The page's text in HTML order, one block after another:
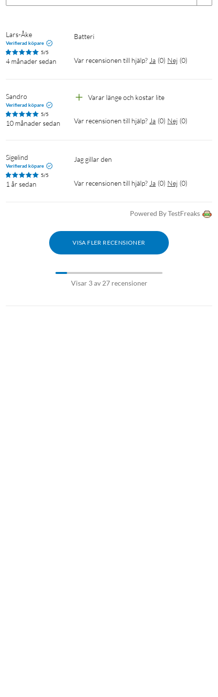
Lars-Åke
Verifierad köpare
5/5
4 månader sedan
Batteri
Var recensionen till hjälp? Ja (0) Nej (0)
Sandro
Verifierad köpare
5/5
10 månader sedan
Varar länge och kostar lite
Var recensionen till hjälp? Ja (0) Nej (0)
Sigelind
Verifierad köpare
5/5
1 år sedan
Jag gillar den
Var recensionen till hjälp? Ja (0) Nej (0)
Powered By TestFreaks
VISA FLER RECENSIONER
Visar 3 av 27 recensioner